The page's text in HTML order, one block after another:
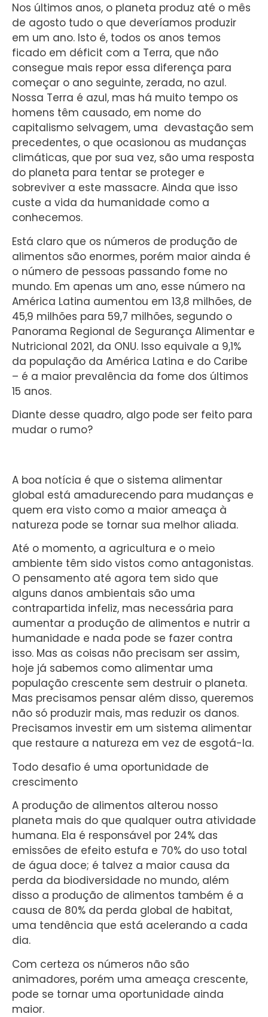
Nos últimos anos, o planeta produz até o mês
de agosto tudo o que deveríamos produzir
em um ano. Isto é, todos os anos temos
ficado em déficit com a Terra, que não
consegue mais repor essa diferença para
começar o ano seguinte, zerada, no azul.
Nossa Terra é azul, mas há muito tempo os
homens têm causado, em nome do
capitalismo selvagem, uma devastação sem
precedentes, o que ocasionou as mudanças
climáticas, que por sua vez, são uma resposta
do planeta para tentar se proteger e
sobreviver a este massacre. Ainda que isso
custe a vida da humanidade como a
conhecemos.
Está claro que os números de produção de
alimentos são enormes, porém maior ainda é
o número de pessoas passando fome no
mundo. Em apenas um ano, esse número na
América Latina aumentou em 13,8 milhões, de
45,9 milhões para 59,7 milhões, segundo o
Panorama Regional de Segurança Alimentar e
Nutricional 2021, da ONU. Isso equivale a 9,1%
da população da América Latina e do Caribe
– é a maior prevalência da fome dos últimos
15 anos.
Diante desse quadro, algo pode ser feito para
mudar o rumo?
A boa notícia é que o sistema alimentar
global está amadurecendo para mudanças e
quem era visto como a maior ameaça à
natureza pode se tornar sua melhor aliada.
Até o momento, a agricultura e o meio
ambiente têm sido vistos como antagonistas.
O pensamento até agora tem sido que
alguns danos ambientais são uma
contrapartida infeliz, mas necessária para
aumentar a produção de alimentos e nutrir a
humanidade e nada pode se fazer contra
isso. Mas as coisas não precisam ser assim,
hoje já sabemos como alimentar uma
população crescente sem destruir o planeta.
Mas precisamos pensar além disso, queremos
não só produzir mais, mas reduzir os danos.
Precisamos investir em um sistema alimentar
que restaure a natureza em vez de esgotá-la.
Todo desafio é uma oportunidade de
crescimento
A produção de alimentos alterou nosso
planeta mais do que qualquer outra atividade
humana. Ela é responsável por 24% das
emissões de efeito estufa e 70% do uso total
de água doce; é talvez a maior causa da
perda da biodiversidade no mundo, além
disso a produção de alimentos também é a
causa de 80% da perda global de habitat,
uma tendência que está acelerando a cada
dia.
Com certeza os números não são
animadores, porém uma ameaça crescente,
pode se tornar uma oportunidade ainda
maior.